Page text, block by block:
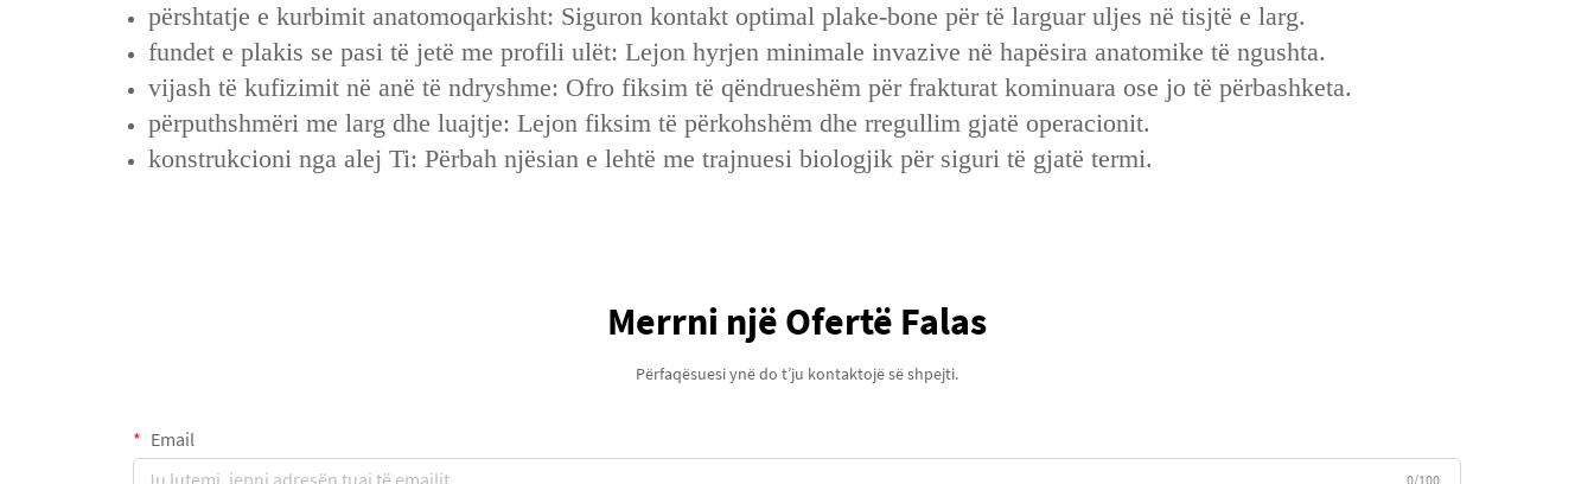
përshtatje e kurbimit anatomoqarkisht: Siguron kontakt optimal plake-bone për të larguar uljes në tisjtë e larg.
fundet e plakis se pasi të jetë me profili ulët: Lejon hyrjen minimale invazive në hapësira anatomike të ngushta.
vijash të kufizimit në anë të ndryshme: Ofro fiksim të qëndrueshëm për frakturat kominuara ose jo të përbashketa.
përputhshmëri me larg dhe luajtje: Lejon fiksim të përkohshëm dhe rregullim gjatë operacionit.
konstrukcioni nga alej Ti: Përbah njësian e lehtë me trajnuesi biologjik për siguri të gjatë termi.
Merrni një Ofertë Falas
Përfaqësuesi ynë do t’ju kontaktojë së shpejti.
Email
0/100